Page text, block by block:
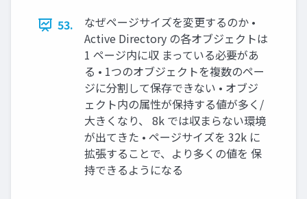
53.
なぜページサイズを変更するのか •
Active Directory の各オブジェクトは
1 ページ内に収 まっている必要があ
る • 1つのオブジェクトを複数のペー
ジに分割して保存できない • オブジ
ェクト内の属性が保持する値が多く/
大きくなり、 8k では収まらない環境
が出てきた • ページサイズを 32k に
拡張することで、より多くの値を 保
持できるようになる